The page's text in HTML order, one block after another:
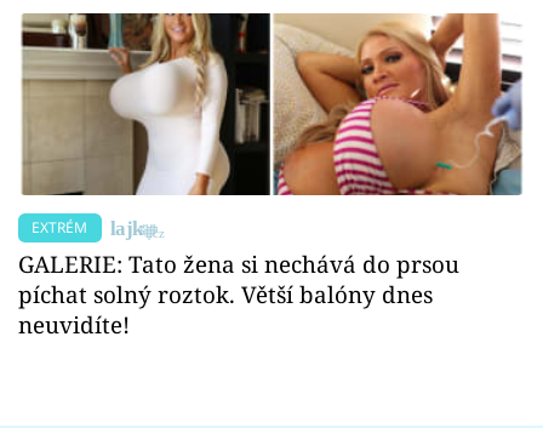
Sledujte nás
EXTRÉM
GALERIE: Tato žena si nechává do prsou
píchat solný roztok. Větší balóny dnes
neuvidíte!